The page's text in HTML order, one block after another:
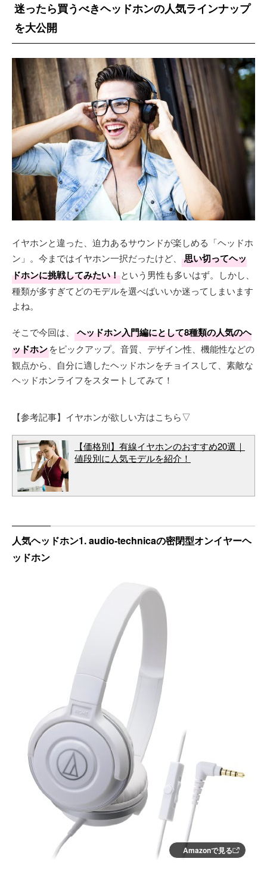
迷ったら買うべきヘッドホンの人気ラインナップ
を大公開
イヤホンと違った、迫力あるサウンドが楽しめる「ヘッドホ
ン」。今まではイヤホン一択だったけど、
思い切ってヘッ
ドホンに挑戦してみたい！という男性も多いはず。しかし、
種類が多すぎてどのモデルを選べばいいか迷ってしまいます
よね。
そこで今回は、
ヘッドホン入門編にとして8種類の人気のヘ
ッドホンをピックアップ。音質、デザイン性、機能性などの
観点から、自分に適したヘッドホンをチョイスして、素敵な
ヘッドホンライフをスタートしてみて！
【参考記事】イヤホンが欲しい方はこちら▽
【価格別】有線イヤホンのおすすめ20選｜
値段別に人気モデルを紹介！
人気ヘッドホン1. audio-technicaの密閉型オンイヤーヘ
ッドホン
Amazonで見る